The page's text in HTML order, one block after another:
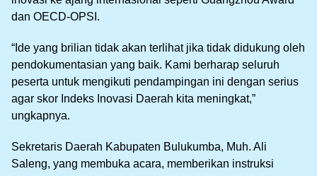
dan OECD-OPSI.
“Ide yang brilian tidak akan terlihat jika tidak didukung oleh
pendokumentasian yang baik. Kami berharap seluruh
peserta untuk mengikuti pendampingan ini dengan serius
agar skor Indeks Inovasi Daerah kita meningkat,”
ungkapnya.
Sekretaris Daerah Kabupaten Bulukumba, Muh. Ali
Saleng, yang membuka acara, memberikan instruksi